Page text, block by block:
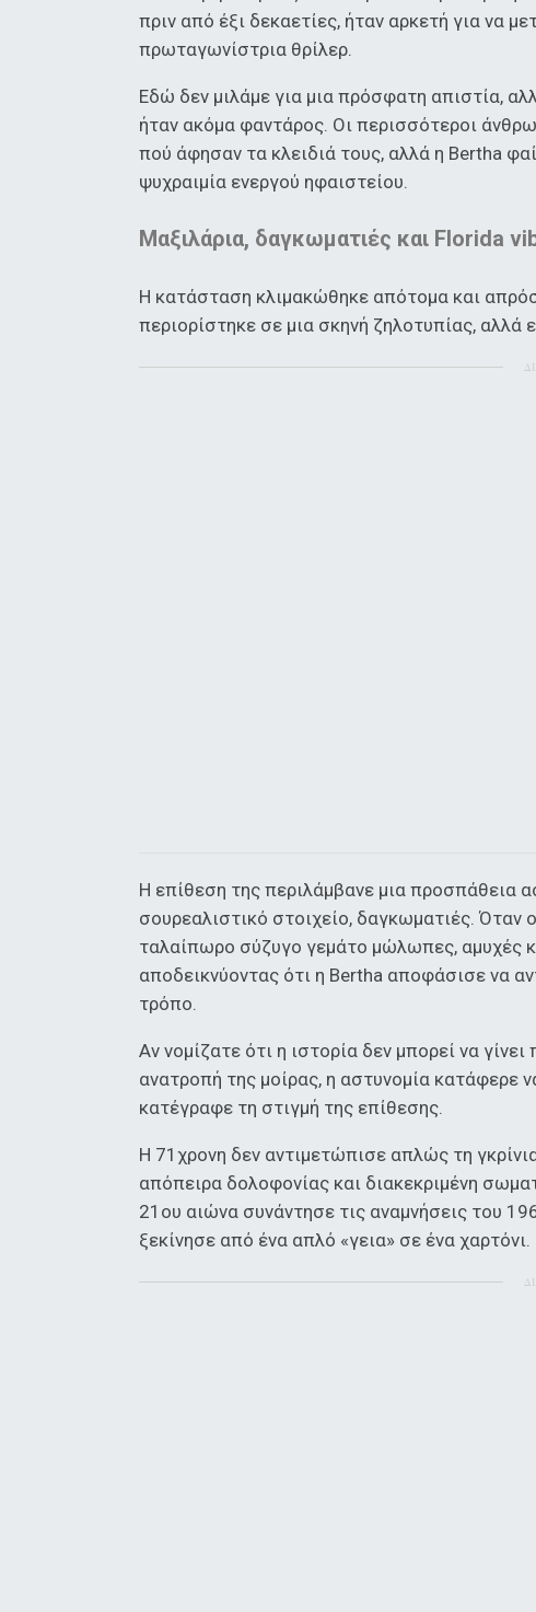
πριν από έξι δεκαετίες, ήταν αρκετή για να
πρωταγωνίστρια θρίλερ.
Εδώ δεν μιλάμε για μια πρόσφατη απιστία,
ήταν ακόμα φαντάρος. Οι περισσότεροι
πού άφησαν τα κλειδιά τους, αλλά η Bertha
ψυχραιμία ενεργού ηφαιστείου.
Μαξιλάρια, δαγκωματιές και Florida
Η κατάσταση κλιμακώθηκε απότομα και
περιορίστηκε σε μια σκηνή ζηλοτυπίας,
Η επίθεση της περιλάμβανε μια προσπάθεια
σουρεαλιστικό στοιχείο, δαγκωματιές. Όταν
ταλαίπωρο σύζυγο γεμάτο μώλωπες, αμυχές
αποδεικνύοντας ότι η Bertha αποφάσισε να
τρόπο.
Αν νομίζατε ότι η ιστορία δεν μπορεί να
ανατροπή της μοίρας, η αστυνομία κατάφερε
κατέγραφε τη στιγμή της επίθεσης.
Η 71χρονη δεν αντιμετώπισε απλώς τη
απόπειρα δολοφονίας και διακεκριμένη
21ου αιώνα συνάντησε τις αναμνήσεις του
ξεκίνησε από ένα απλό «γεια» σε ένα χαρτόνι.